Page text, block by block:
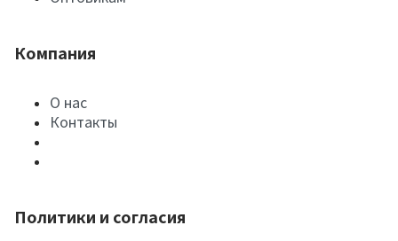
Компания
О нас
Контакты
Политики и согласия